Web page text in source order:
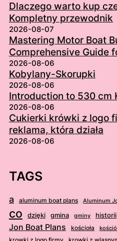
Dlaczego warto kup
Kompletny przewodnik
2026-08-07
Mastering Motor Boat
Comprehensive Guide
2026-08-06
Kobylany-Skorupki
2026-08-06
Introduction to 530 cm
2026-08-06
Cukierki krówki z logo
reklama, która działa
2026-08-06
TAGS
a aluminum boat plans Aluminum
co dzięki gmina gminy historii
Jon Boat Plans kościoła